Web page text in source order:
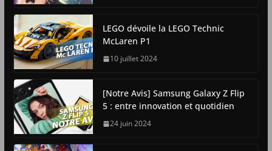
LEGO dévoile la LEGO Technic
McLaren P1
10 juillet 2024
[Notre Avis] Samsung Galaxy Z Flip
5 : entre innovation et quotidien
24 juin 2024